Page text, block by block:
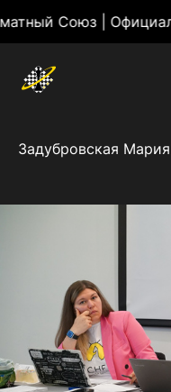
Союз |
Задубровская